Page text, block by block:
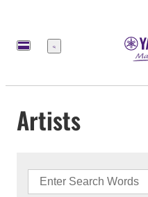
Menu
Artists